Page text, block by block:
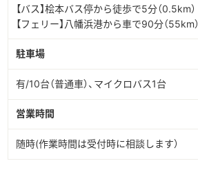
【バス】桧本バス停から徒歩で5分（0.5km）
【フェリー】八幡浜港から車で90分（55km）
駐車場
有/10台（普通車）、マイクロバス1台
営業時間
随時(作業時間は受付時に相談します）